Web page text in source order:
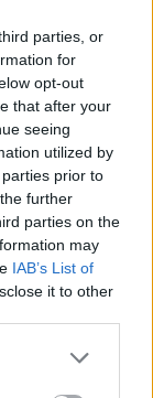
parties, or
for
opt-out
that after your
seeing
utilized by
prior to
further
parties on the
may
IAB’s List of
it to other